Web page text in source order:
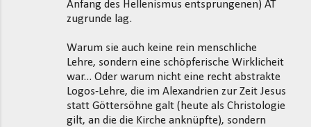
Anfang des Hellenismus entsprungenen) AT
zugrunde lag.
Warum sie auch keine rein menschliche
Lehre, sondern eine schöpferische Wirklicheit
war... Oder warum nicht eine recht abstrakte
Logos-Lehre, die im Alexandrien zur Zeit Jesus
statt Göttersöhne galt (heute als Christologie
gilt, an die die Kirche anknüpfte), sondern